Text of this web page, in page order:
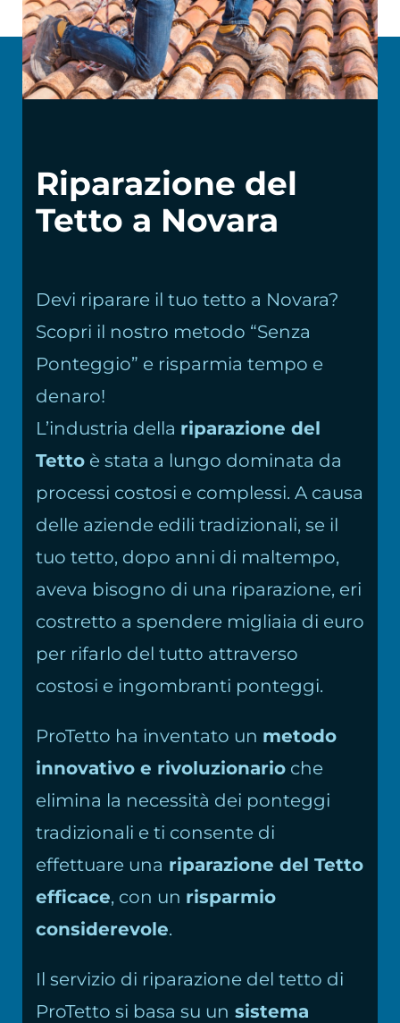
Chi siamo
Riparazione del
Tetto a Novara
Devi riparare il tuo tetto a Novara?
Scopri il nostro metodo “Senza
Ponteggio” e risparmia tempo e
denaro!
L’industria della riparazione del
Tetto è stata a lungo dominata da
processi costosi e complessi. A causa
delle aziende edili tradizionali, se il
tuo tetto, dopo anni di maltempo,
aveva bisogno di una riparazione, eri
costretto a spendere migliaia di euro
per rifarlo del tutto attraverso
costosi e ingombranti ponteggi.
ProTetto ha inventato un metodo
innovativo e rivoluzionario che
elimina la necessità dei ponteggi
tradizionali e ti consente di
effettuare una riparazione del Tetto
efficace, con un risparmio
considerevole.
Il servizio di riparazione del tetto di
ProTetto si basa su un sistema